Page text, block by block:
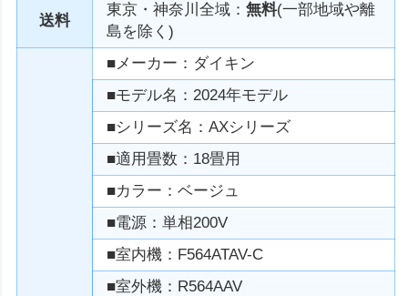
送料
東京・神奈川全域：無料(一部地域や離
島を除く)
■メーカー：ダイキン
■モデル名：2024年モデル
■シリーズ名：AXシリーズ
■適用畳数：18畳用
■カラー：ベージュ
■電源：単相200V
■室内機：F564ATAV-C
■室外機：R564AAV